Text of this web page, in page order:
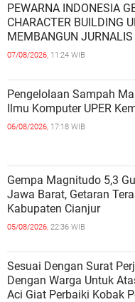
PEWARNA INDONESIA
CHARACTER BUILDING
MEMBANGUN
BERINTEGRITAS DAN
07/08/2026, 11:24 WIB
Pengelolaan Sampah
Ilmu Komputer UPER
06/08/2026, 17:18 WIB
Gempa Magnitudo 5,3
Jawa Barat, Getaran
Kabupaten Cianjur
05/08/2026, 22:36 WIB
Sesuai Dengan Surat
Dengan Warga Untuk
Aci Giat Perbaiki Kobak